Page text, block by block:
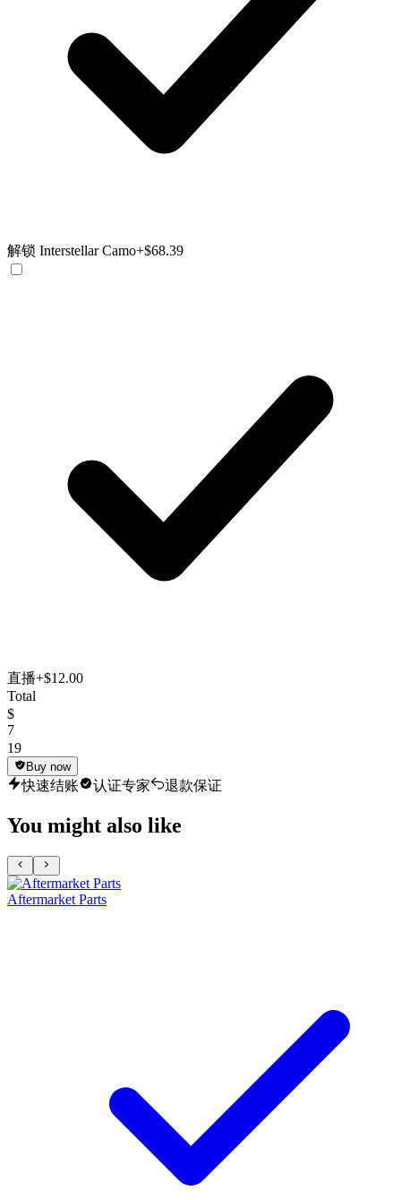
解锁 Interstellar Camo+$68.39
直播+$12.00
Total
$
7
19
Buy now
快速结账 认证专家 退款保证
You might also like
Aftermarket Parts